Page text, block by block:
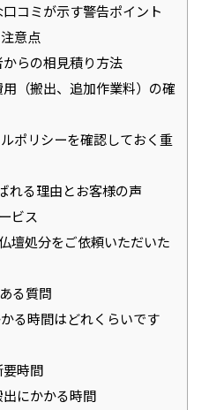
コミが示す警告ポイント
意点
らの相見積り方法
（搬出、追加作業料）の確
ポリシーを確認しておく重
れる理由とお客様の声
ビス
壇処分をご依頼いただいた
る質問
る時間はどれくらいです
要時間
にかかる時間